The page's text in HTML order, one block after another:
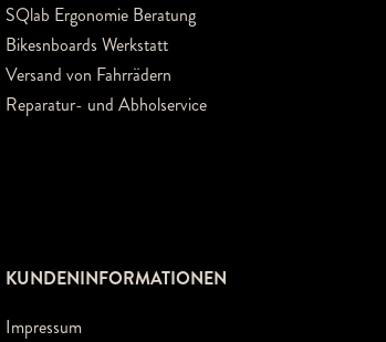
SQlab Ergonomie Beratung
Bikesnboards Werkstatt
Versand von Fahrrädern
Reparatur- und Abholservice
KUNDENINFORMATIONEN
Impressum